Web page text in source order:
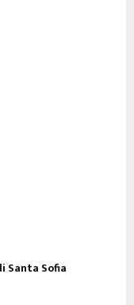
Santa Sofia